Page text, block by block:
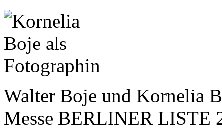
Walter Boje und Kornelia
Messe BERLINER LISTE